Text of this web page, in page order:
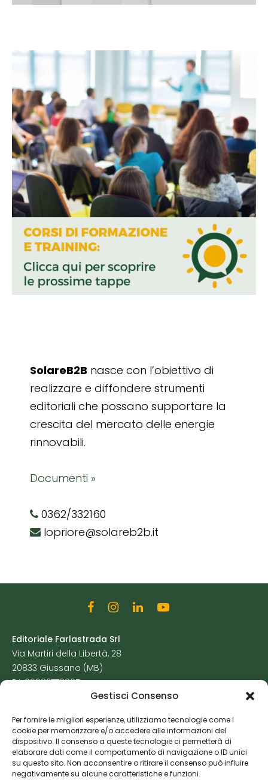
Gestisci Consenso
Per fornire le migliori esperienze, utilizziamo tecnologie come i
cookie per memorizzare e/o accedere alle informazioni del
dispositivo. Il consenso a queste tecnologie ci permetterà di
elaborare dati come il comportamento di navigazione o ID unici
su questo sito. Non acconsentire o ritirare il consenso può influire
negativamente su alcune caratteristiche e funzioni.
SolareB2B nasce con l’obiettivo di
realizzare e diffondere strumenti
editoriali che possano supportare la
crescita del mercato delle energie
rinnovabili.
Documenti »
0362/332160
lopriore@solareb2b.it
Editoriale Farlastrada Srl
Via Martiri della Libertà, 28
20833 Giussano (MB)
P.I. 06982770965
Cookie Policy
Risorse Aggiuntive